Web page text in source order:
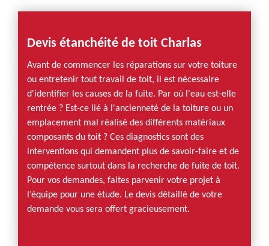
Devis étanchéité de toit Charlas
Avant de commencer les réparations sur votre toiture
ou entretenir tout travail de toit, il est nécessaire
d'identifier les causes de la fuite. Par où l'eau est-elle
rentrée ? Est-ce lié à l'ancienneté de la toiture ou un
emplacement mal réalisé des différents matériaux
composants du toit ? Ces diagnostics sont des
interventions qui demandent plus de savoir-faire et de
compétence surtout dans la recherche de fuite de toit.
Pour vos demandes, faites parvenir votre projet à
l’équipe pour une étude. Le devis détaillé de votre
demande vous sera offert gracieusement.